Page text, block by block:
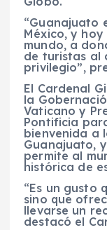
“Guanajuato
México, y
mundo, a
de turistas al
privilegio”,
El Cardenal
la
Vaticano y
Pontificia
bienvenida a
Guanajuato,
permite al
histórica de
“Es un gusto
sino que
llevarse un
destacó el